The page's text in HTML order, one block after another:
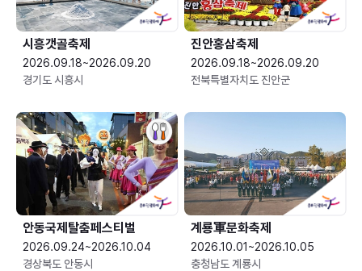
시흥갯골축제
2026.09.18~2026.09.20
경기도 시흥시
진안홍삼축제
2026.09.18~2026.09.20
전북특별자치도 진안군
안동국제탈춤페스티벌
2026.09.24~2026.10.04
경상북도 안동시
2026.10.01~2026.10.05
충청남도 계룡시